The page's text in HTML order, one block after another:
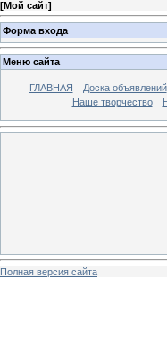
[Мой сайт]
Форма входа
Меню сайта
ГЛАВНАЯ Доска объявлений
Наше творчество
Полная версия сайта